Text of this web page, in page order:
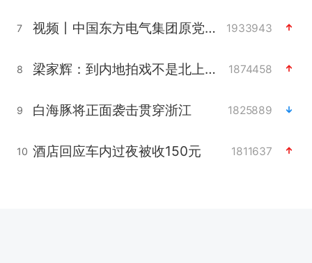
7 视频丨中国东方电气集团原党组副书记、董事宋致远被查 1933943
8 梁家辉：到内地拍戏不是北上是回归 1874458
9 白海豚将正面袭击贯穿浙江 1825889
10 酒店回应车内过夜被收150元 1811637